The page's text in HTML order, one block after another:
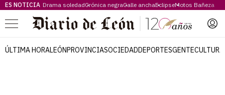
ES NOTICIA Drama soledadCrónica negraCalle anchaEclipseMotos Bañeza
Menú
ÚLTIMA HORALEÓNPROVINCIASOCIEDADDEPORTESGENTECULTURA